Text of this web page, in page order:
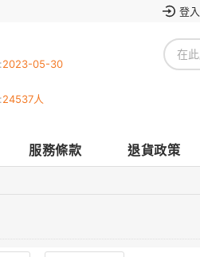
登入
2023-05-30
24537人
服務條款 退貨政策